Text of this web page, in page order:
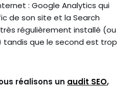
: Google Analytics qui
de son site et la Search
régulièrement installé (ou
tandis que le second est trop
réalisons un audit SEO,